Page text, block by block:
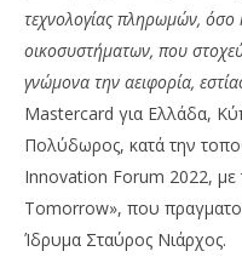
τεχνολογίας πληρωμών, όσο
οικοσυστήματων, που
γνώμονα την αειφορία,
Mastercard για Ελλάδα,
Πολύδωρος, κατά την
Innovation Forum 2022, με
Tomorrow», που
Ίδρυμα Σταύρος Νιάρχος.